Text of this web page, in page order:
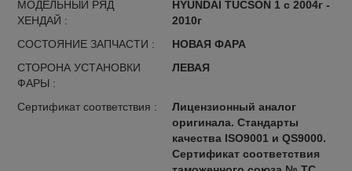
МОДЕЛЬНЫЙ РЯД
ХЕНДАЙ :
HYUNDAI TUCSON 1 с 2004г -
2010г
СОСТОЯНИЕ ЗАПЧАСТИ :
НОВАЯ ФАРА
СТОРОНА УСТАНОВКИ
ФАРЫ :
ЛЕВАЯ
Сертификат соответствия :
Лицензионный аналог
оригинала. Стандарты
качества ISO9001 и QS9000.
Сертификат соответствия